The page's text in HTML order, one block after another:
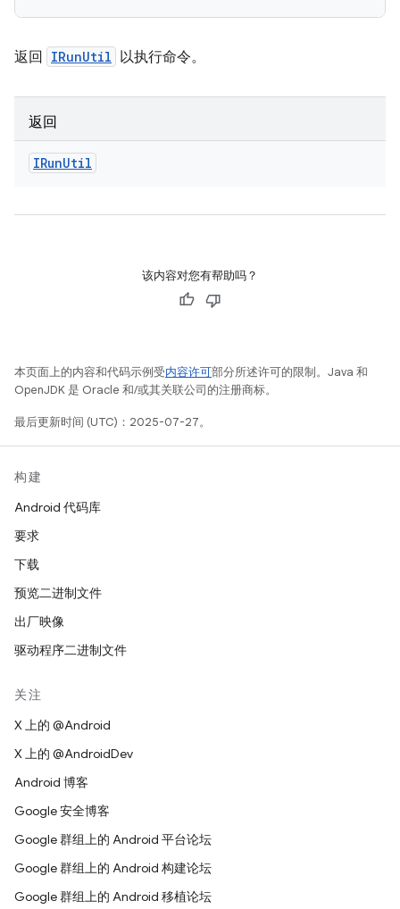
返回 IRunUtil 以执行命令。
返回
IRunUtil
该内容对您有帮助吗？
本页面上的内容和代码示例受内容许可部分所述许可的限制。Java 和
OpenJDK 是 Oracle 和/或其关联公司的注册商标。
最后更新时间 (UTC)：2025-07-27。
构建
Android 代码库
要求
下载
预览二进制文件
出厂映像
驱动程序二进制文件
关注
X 上的 @Android
X 上的 @AndroidDev
Android 博客
Google 安全博客
Google 群组上的 Android 平台论坛
Google 群组上的 Android 构建论坛
Google 群组上的 Android 移植论坛